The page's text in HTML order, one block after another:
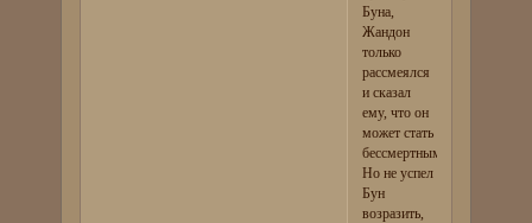
Буна,
Жандон
только
рассмеялся
и сказал
ему, что он
может стать
бессмертным.
Но не успел
Бун
возразить,